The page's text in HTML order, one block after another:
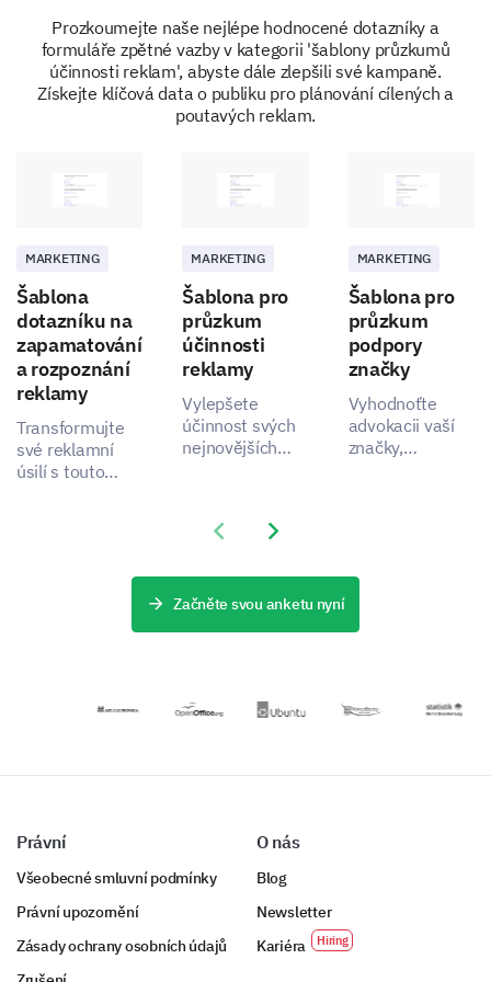
Prosím uveďte své pohlaví.
Muž
Do jakého věkového rozmezí spadáte?
18-24
25-34
35-44
45-54
55+
Jak často sledujete reklamy za týden?
Prozkoumejte naše nejlépe hodnocené dotazníky a
formuláře zpětné vazby v kategorii 'šablony průzkumů
účinnosti reklam', abyste dále zlepšili své kampaně.
Získejte klíčová data o publiku pro plánování cílených a
poutavých reklam.
MARKETING
Šablona
dotazníku na
zapamatování
a rozpoznání
reklamy
Transformujte
své reklamní
úsilí s touto
účinnosti vašich
MARKETING
Šablona pro
průzkum
účinnosti
reklamy
Vylepšete
účinnost svých
nejnovějších
šablony
MARKETING
Šablona pro
průzkum
podpory
značky
Vyhodnoťte
advokacii vaší
značky,
zkušenostech s
Previous slide
Next slide
Začněte svou anketu nyní
Právní
Všeobecné smluvní podmínky
Právní upozornění
Zásady ochrany osobních údajů
O nás
Blog
Newsletter
Kariéra